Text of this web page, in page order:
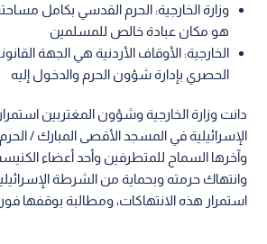
هو مكان عبادة خالص للمسلمين
الخارجية: الأوقاف الأردنية هي الجهة
الحصري بإدارة شؤون الحرم والدخول إليه
دانت وزارة الخارجية وشؤون المغتربين
الإسرائيلية في المسجد الأقصى المبارك /
وآخرها السماح للمتطرفين وأحد أعضاء
وانتهاك حرمته وبحماية من الشرطة
استمرار هذه الانتهاكات، ومطالبة بوقفها